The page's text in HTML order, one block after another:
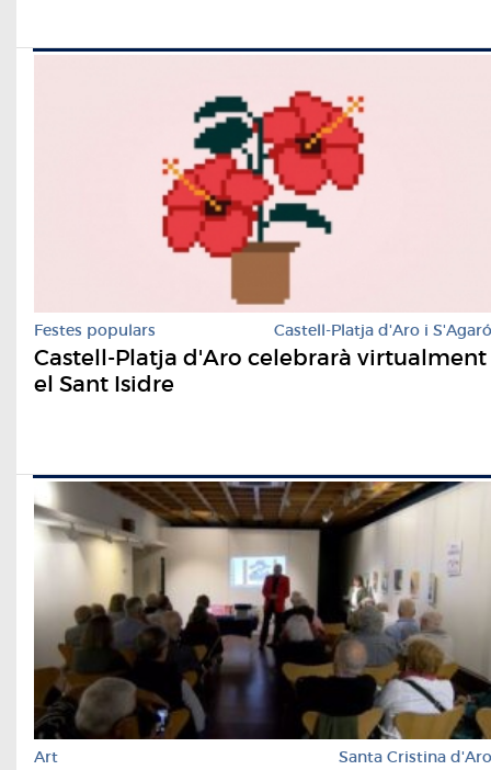
Festes populars Castell-Platja d'Aro i S'Agaró
Castell-Platja d'Aro celebrarà virtualment
el Sant Isidre
Art Santa Cristina d'Aro